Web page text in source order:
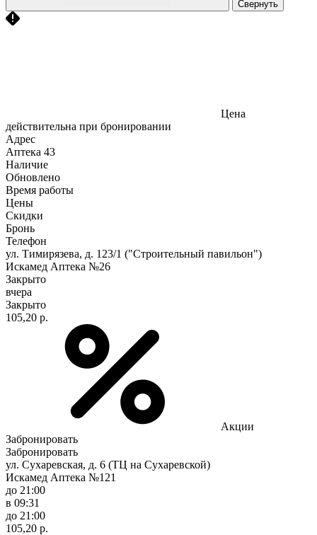
Свернуть
Цена
действительна при бронировании
Адрес
Аптека 43
Наличие
Обновлено
Время работы
Цены
Скидки
Бронь
Телефон
ул. Тимирязева, д. 123/1 ("Строительный павильон")
Искамед Аптека №26
Закрыто
вчера
Закрыто
105,20 р.
Акции
Забронировать
Забронировать
ул. Сухаревская, д. 6 (ТЦ на Сухаревской)
Искамед Аптека №121
до 21:00
в 09:31
до 21:00
105,20 р.